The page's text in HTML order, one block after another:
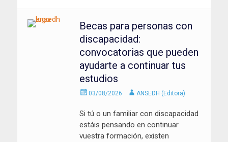
Becas para personas con
discapacidad:
convocatorias que pueden
ayudarte a continuar tus
estudios
Enviado
03/08/2026 AutorANSEDH (Editora)
Si tú o un familiar con discapacidad
estáis pensando en continuar
vuestra formación, existen